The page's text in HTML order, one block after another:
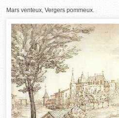
Mars venteux, Vergers pommeux.